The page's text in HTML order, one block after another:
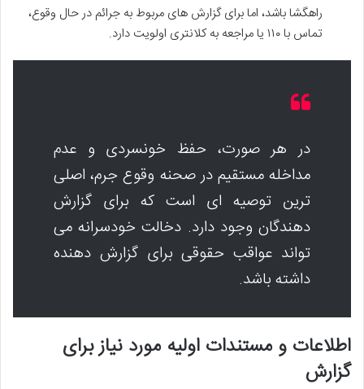
راهگشا باشد، اما برای گزارش های مربوط به جرائم در حال وقوع،
تماس با ۱۱۰ یا مراجعه به کلانتری اولویت دارد.
در هر صورت، حفظ خونسردی و عدم
مداخله مستقیم در صحنه وقوع جرم، اصلی
ترین توصیه ای است که برای گزارش
دهندگان وجود دارد. دخالت خودسرانه می
تواند عواقب حقوقی برای گزارش دهنده
داشته باشد.
اطلاعات و مستندات اولیه مورد نیاز برای
گزارش